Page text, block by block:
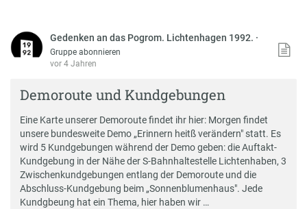
Gedenken an das Pogrom. Lichtenhagen 1992. ·
Gruppe abonnieren
vor 4 Jahren
Demoroute und Kundgebungen
Eine Karte unserer Demoroute findet ihr hier: Morgen findet
unsere bundesweite Demo „Erinnern heitß verändern" statt. Es
wird 5 Kundgebungen während der Demo geben: die Auftakt-
Kundgebung in der Nähe der S-Bahnhaltestelle Lichtenhaben, 3
Zwischenkundgebungen entlang der Demoroute und die
Abschluss-Kundgebung beim „Sonnenblumenhaus". Jede
Kundgbeung hat ein Thema, hier haben wir …